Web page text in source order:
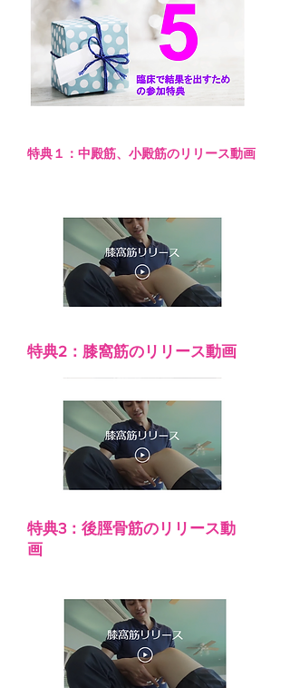
特典１：中殿筋、小殿筋のリリース動画
特典2：膝窩筋のリリース動画
特典3：後脛骨筋のリリース動
画